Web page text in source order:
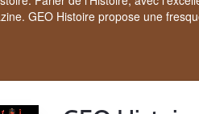
GEO Histoire propose une